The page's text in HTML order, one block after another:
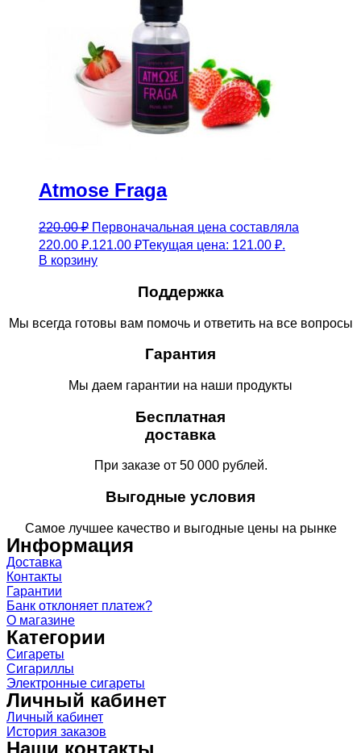
Atmose Fraga
220.00₽ Первоначальная цена составляла
220.00 ₽.121.00 ₽Текущая цена: 121.00 ₽.
В корзину
Поддержка
Мы всегда готовы вам помочь и ответить на все вопросы
Гарантия
Мы даем гарантии на наши продукты
Бесплатная
доставка
При заказе от 50 000 рублей.
Выгодные условия
Самое лучшее качество и выгодные цены на рынке
Информация
Доставка
Контакты
Гарантии
Банк отклоняет платеж?
О магазине
Категории
Сигареты
Сигариллы
Электронные сигареты
Личный кабинет
Личный кабинет
История заказов
Наши контакты